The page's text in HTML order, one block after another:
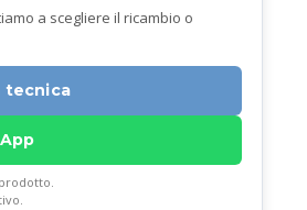
a scegliere il ricambio o
tecnica